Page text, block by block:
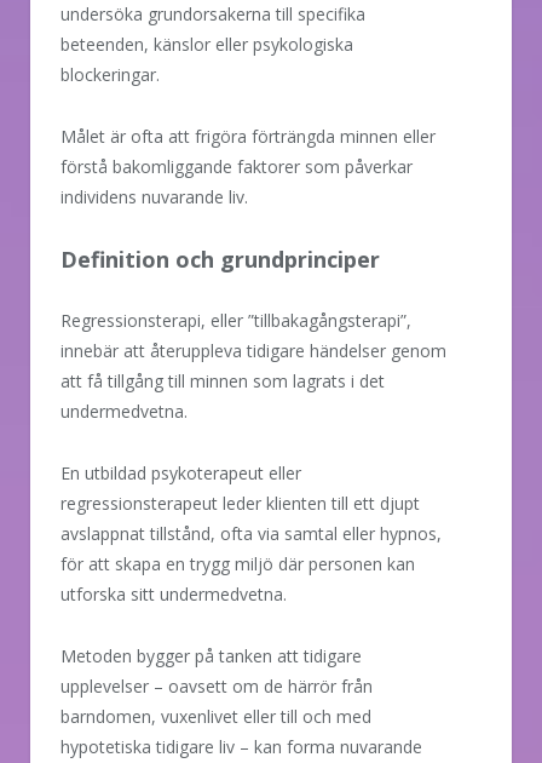
undersöka grundorsakerna till specifika
beteenden, känslor eller psykologiska
blockeringar.
Målet är ofta att frigöra förträngda minnen eller
förstå bakomliggande faktorer som påverkar
individens nuvarande liv.
Definition och grundprinciper
Regressionsterapi, eller ”tillbakagångsterapi”,
innebär att återuppleva tidigare händelser genom
att få tillgång till minnen som lagrats i det
undermedvetna.
En utbildad psykoterapeut eller
regressionsterapeut leder klienten till ett djupt
avslappnat tillstånd, ofta via samtal eller hypnos,
för att skapa en trygg miljö där personen kan
utforska sitt undermedvetna.
Metoden bygger på tanken att tidigare
upplevelser – oavsett om de härrör från
barndomen, vuxenlivet eller till och med
hypotetiska tidigare liv – kan forma nuvarande